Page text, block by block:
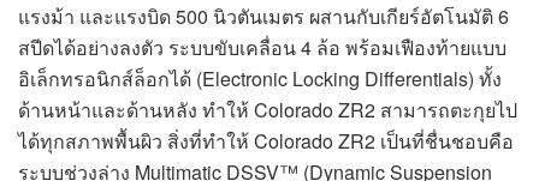
แรงม้า และแรงบิด 500 นิวตันเมตร ผสานกับเกียร์อัตโนมัติ 6
สปีดได้อย่างลงตัว ระบบขับเคลื่อน 4 ล้อ พร้อมเฟืองท้ายแบบ
อิเล็กทรอนิกส์ล็อกได้ (Electronic Locking Differentials) ทั้ง
ด้านหน้าและด้านหลัง ทำให้ Colorado ZR2 สามารถตะกุยไป
ได้ทุกสภาพพื้นผิว สิ่งที่ทำให้ Colorado ZR2 เป็นที่ชื่นชอบคือ
ระบบช่วงล่าง Multimatic DSSV™ (Dynamic Suspension